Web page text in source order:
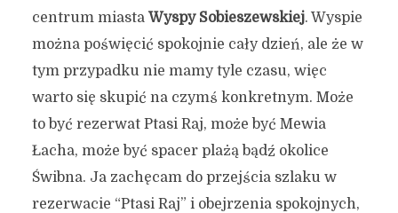
centrum miasta Wyspy Sobieszewskiej. Wyspie
można poświęcić spokojnie cały dzień, ale że w
tym przypadku nie mamy tyle czasu, więc
warto się skupić na czymś konkretnym. Może
to być rezerwat Ptasi Raj, może być Mewia
Łacha, może być spacer plażą bądź okolice
Świbna. Ja zachęcam do przejścia szlaku w
rezerwacie “Ptasi Raj” i obejrzenia spokojnych,